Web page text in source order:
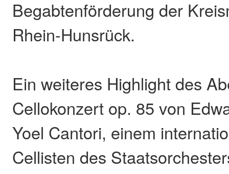
Begabtenförderung der
Rhein-Hunsrück.
Ein weiteres Highlight des
Cellokonzert op. 85 von
Yoel Cantori, einem
Cellisten des